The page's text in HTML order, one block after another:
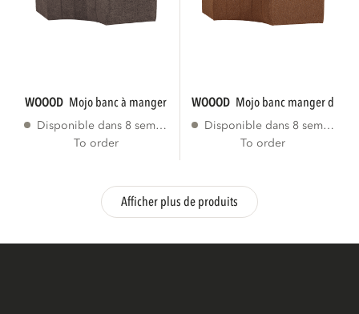
WOOOD mojo banc à manger coin rond dossier...
Disponible dans 8 semaines
To order
WOOOD mojo banc manger
Disponible dans 8 semaines
To order
Afficher plus de produits